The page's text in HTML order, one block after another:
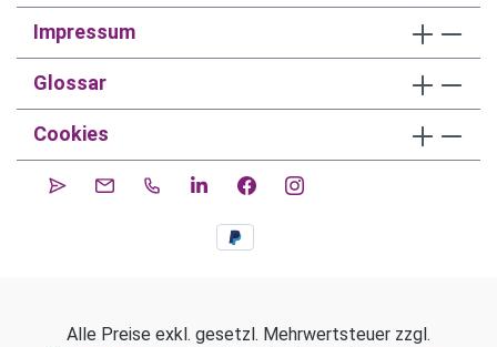
Impressum
Glossar
Cookies
Alle Preise exkl. gesetzl. Mehrwertsteuer zzgl.